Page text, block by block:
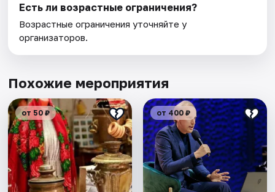
Есть ли возрастные ограничения?
Возрастные ограничения уточняйте у
организаторов.
Похожие мероприятия
от 50 ₽ от 400 ₽